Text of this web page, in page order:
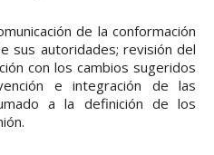
de la conformación
sus autoridades; revisión del
con los cambios sugeridos
e integración de las
a la definición de los